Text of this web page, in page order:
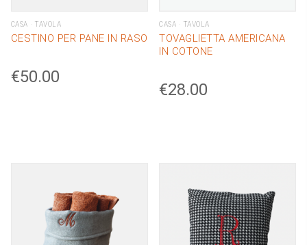
CASA TAVOLA
CESTINO PER PANE IN RASO
€50.00
CASA TAVOLA
TOVAGLIETTA AMERICANA
IN COTONE
€28.00